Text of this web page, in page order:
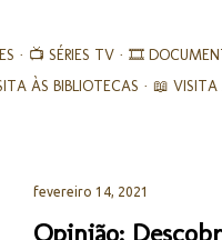
📺 SÉRIES TV 🎞︎
ÀS BIBLIOTECAS 📖 VISITA
fevereiro 14, 2021
Opinião: